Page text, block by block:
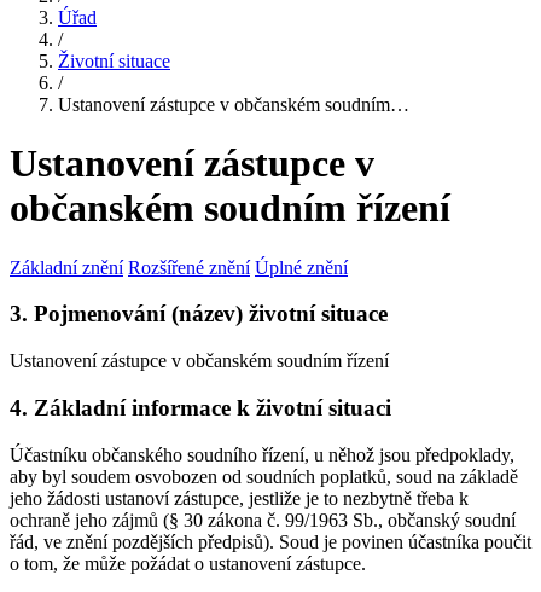
Úřad
/
Životní situace
/
Ustanovení zástupce v občanském soudním…
Ustanovení zástupce v
občanském soudním řízení
Základní znění Rozšířené znění Úplné znění
3. Pojmenování (název) životní situace
Ustanovení zástupce v občanském soudním řízení
4. Základní informace k životní situaci
Účastníku občanského soudního řízení, u něhož jsou předpoklady,
aby byl soudem osvobozen od soudních poplatků, soud na základě
jeho žádosti ustanoví zástupce, jestliže je to nezbytně třeba k
ochraně jeho zájmů (§ 30 zákona č. 99/1963 Sb., občanský soudní
řád, ve znění pozdějších předpisů). Soud je povinen účastníka poučit
o tom, že může požádat o ustanovení zástupce.